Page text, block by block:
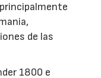
de las
1800 e